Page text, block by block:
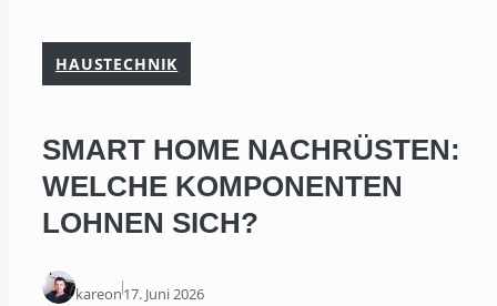
HAUSTECHNIK
SMART HOME NACHRÜSTEN:
WELCHE KOMPONENTEN
LOHNEN SICH?
kareon17. Juni 2026